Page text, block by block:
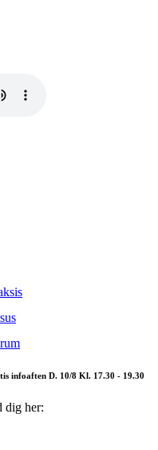
infoaften D. 10/8 Kl. 17.30 - 19.30
dig her: